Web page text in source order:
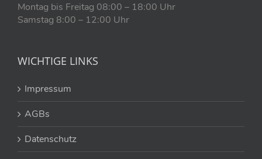
Montag bis Freitag 08:00 – 18:00 Uhr
Samstag 8:00 – 12:00 Uhr
WICHTIGE LINKS
Impressum
AGBs
Datenschutz